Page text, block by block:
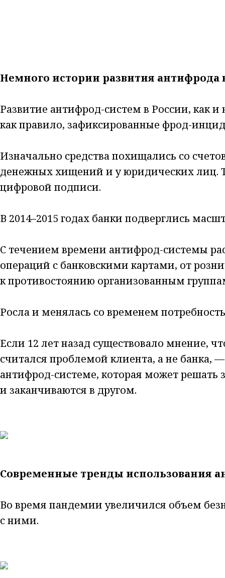
Немного истории развития антифрода
Развитие антифрод-систем в России, как
как правило, зафиксированные фрод-
Изначально средства похищались со
денежных хищений и у юридических лиц.
цифровой подписи.
В 2014–2015 годах банки подверглись
С течением времени антифрод-системы
операций с банковскими картами, от
к противостоянию организованным
Росла и менялась со временем
Если 12 лет назад существовало мнение,
считался проблемой клиента, а не банка,
антифрод-системе, которая может
и заканчиваются в другом.
Современные тренды использования
Во время пандемии увеличился объем
с ними.